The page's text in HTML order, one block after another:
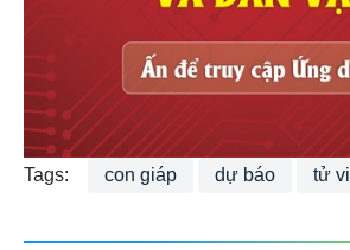
Tags: con giáp dự báo tử vi